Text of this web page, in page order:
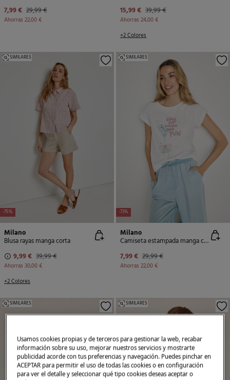
7,99 € 29,99 €
Ahorras 22,00 €
15,99 € 39,99 €
Ahorras 24,00 €
+2 Colores
-75%
SIMILARES
Milano
Blusa rayas manga corta
9,99 € 39,99 €
Ahorras 30,00 €
+2 Colores
-73%
SIMILARES
Milano
Camiseta estampada manga corta
7,99 € 29,99 €
Ahorras 22,00 €
SIMILARES SIMILARES
Usamos cookies propias y de terceros para gestionar la web, recabar
información sobre su uso, mejorar nuestros servicios y mostrarte
publicidad acorde con tus preferencias y navegación. Puedes pinchar en
ACEPTAR para permitir el uso de todas las cookies o en configuración
para ver el detalle y seleccionar qué tipo cookies deseas aceptar o